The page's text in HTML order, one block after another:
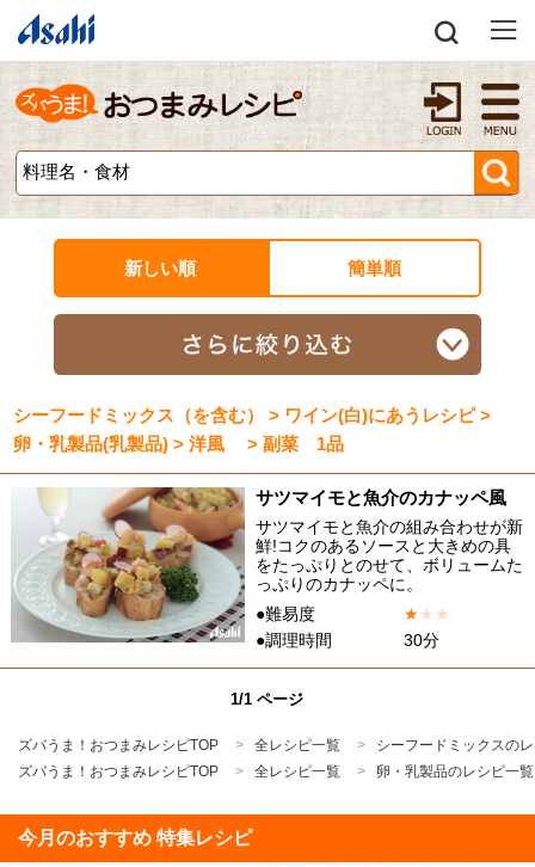
新しい順 簡単順
シーフードミックス（を含む） > ワイン(白)にあうレシピ >
卵・乳製品(乳製品) > 洋風 > 副菜 1品
サツマイモと魚介のカナッペ風
サツマイモと魚介の組み合わせが新
鮮!コクのあるソースと大きめの具
をたっぷりとのせて、ボリュームた
っぷりのカナッペに。
●難易度
★★ ★
●調理時間
30分
1/1 ページ
ズバうま！おつまみレシピTOP 全レシピ一覧
シーフードミックスの
ズバうま！おつまみレシピTOP
全レシピ一覧 卵・乳製品のレシピ一覧
今月のおすすめ 特集レシピ